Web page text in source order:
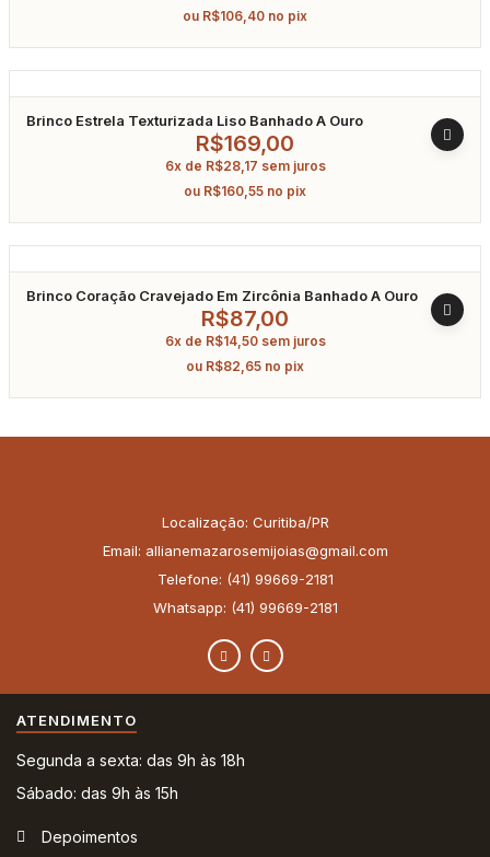
ou R$106,40 no pix
Brinco Estrela Texturizada Liso Banhado A Ouro
R$169,00
6x de R$28,17 sem juros
ou R$160,55 no pix
Brinco Coração Cravejado Em Zircônia Banhado A Ouro
R$87,00
6x de R$14,50 sem juros
ou R$82,65 no pix
Localização: Curitiba/PR
Email: allianemazarosemijoias@gmail.com
Telefone: (41) 99669-2181
Whatsapp: (41) 99669-2181
ATENDIMENTO
Segunda a sexta: das 9h às 18h
Sábado: das 9h às 15h
Depoimentos